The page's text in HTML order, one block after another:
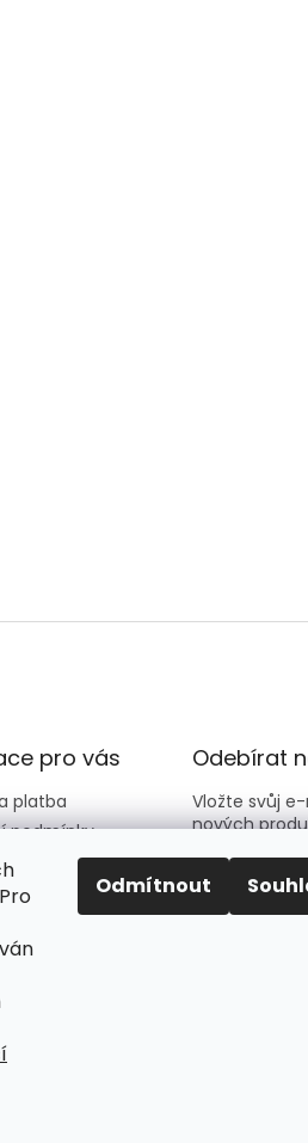
Odmítnout
pro vás
platba
podmínky
obchodu
Odebírat
Vložte svůj
nových
E-mail
Vložením